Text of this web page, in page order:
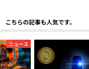
こちらの記事も人気です。
ニュース